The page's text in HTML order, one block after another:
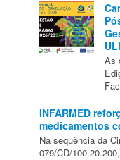
As
INFARMED
medicamentos
Na sequência da
079/CD/100.20.200,